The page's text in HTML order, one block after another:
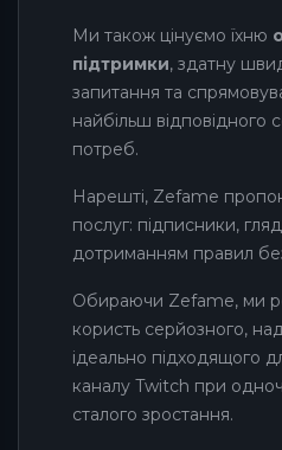
Ми також цінуємо їхню
підтримки, здатну
запитання та
найбільш відповідного
потреб.
Нарешті, Zefame
послуг: підписники,
дотриманням правил
Обираючи Zefame, ми
користь серйозного,
ідеально підходящого
каналу Twitch при
сталого зростання.